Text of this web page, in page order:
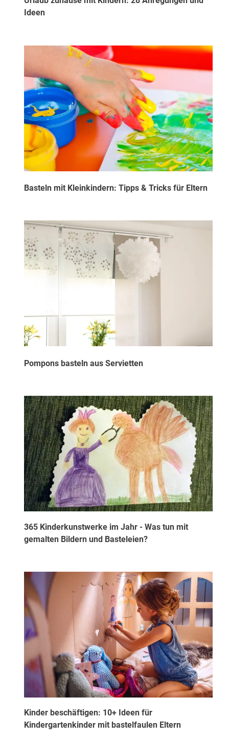
Ideen
Basteln mit Kleinkindern: Tipps & Tricks für Eltern
Pompons basteln aus Servietten
365 Kinderkunstwerke im Jahr - Was tun mit
gemalten Bildern und Basteleien?
Kinder beschäftigen: 10+ Ideen für
Kindergartenkinder mit bastelfaulen Eltern